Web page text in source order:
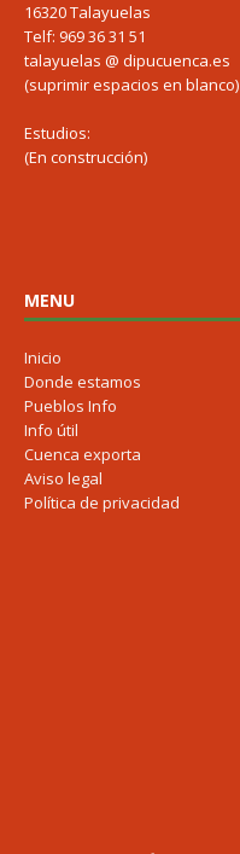
16320 Talayuelas
Telf: 969 36 31 51
talayuelas @ dipucuenca.es
(suprimir espacios en blanco)
Estudios:
(En construcción)
MENU
Inicio
Donde estamos
Pueblos Info
Info útil
Cuenca exporta
Aviso legal
Política de privacidad